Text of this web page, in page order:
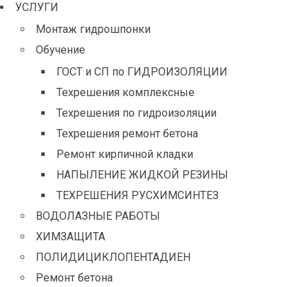
УСЛУГИ
Монтаж гидрошпонки
Обучение
ГОСТ и СП по ГИДРОИЗОЛЯЦИИ
Техрешения комплексные
Техрешения по гидроизоляции
Техрешения ремонт бетона
Ремонт кирпичной кладки
НАПЫЛЕНИЕ ЖИДКОЙ РЕЗИНЫ
ТЕХРЕШЕНИЯ РУСХИМСИНТЕЗ
ВОДОЛАЗНЫЕ РАБОТЫ
ХИМЗАЩИТА
ПОЛИДИЦИКЛОПЕНТАДИЕН
Ремонт бетона